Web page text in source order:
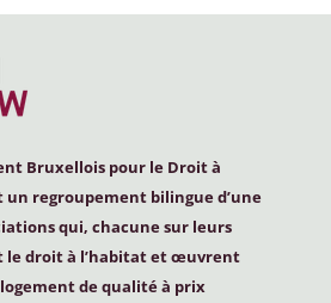
Bruxellois pour le Droit à
un regroupement bilingue d’une
qui, chacune sur leurs
le droit à l’habitat et œuvrent
de qualité à prix